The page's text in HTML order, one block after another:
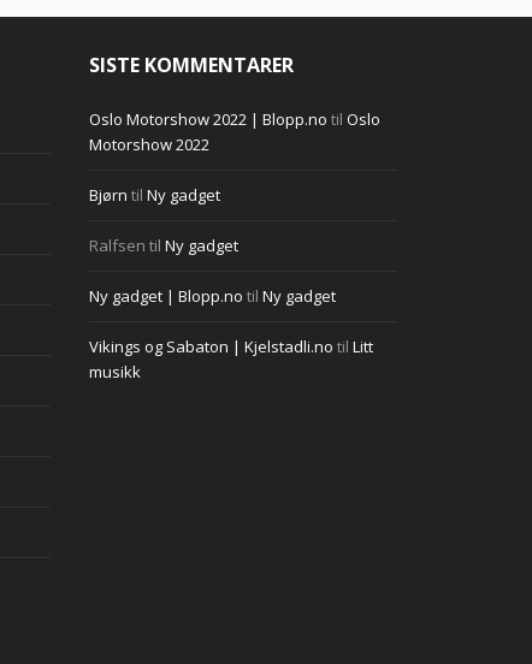
SISTE KOMMENTARER
Oslo Motorshow 2022 | Blopp.no til Oslo
Motorshow 2022
Bjørn til Ny gadget
Ralfsen til Ny gadget
Ny gadget | Blopp.no til Ny gadget
Vikings og Sabaton | Kjelstadli.no til Litt
musikk